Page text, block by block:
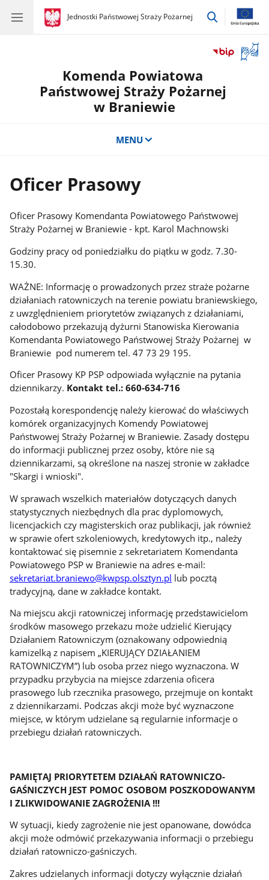
gov.pl
Jednostki Państwowej Straży Pożarnej
gov.pl
Jednostki
przejdź
okno
Komenda Powiatowa
Państwowej Straży Pożarnej
w Braniewie
MENU
Oficer Prasowy
Oficer Prasowy Komendanta Powiatowego Państwowej
Straży Pożarnej w Braniewie - kpt. Karol Machnowski
Godziny pracy od poniedziałku do piątku w godz. 7.30-
15.30.
WAŻNE: Informację o prowadzonych przez straże pożarne
działaniach ratowniczych na terenie powiatu braniewskiego,
z uwzględnieniem priorytetów związanych z działaniami,
całodobowo przekazują dyżurni Stanowiska Kierowania
Komendanta Powiatowego Państwowej Straży Pożarnej w
Braniewie pod numerem tel. 47 73 29 195.
Oficer Prasowy KP PSP odpowiada wyłącznie na pytania
dziennikarzy. Kontakt tel.: 660-634-716
Pozostałą korespondencję należy kierować do właściwych
komórek organizacyjnych Komendy Powiatowej
Państwowej Straży Pożarnej w Braniewie. Zasady dostępu
do informacji publicznej przez osoby, które nie są
dziennikarzami, są określone na naszej stronie w zakładce
"Skargi i wnioski".
W sprawach wszelkich materiałów dotyczących danych
statystycznych niezbędnych dla prac dyplomowych,
licencjackich czy magisterskich oraz publikacji, jak również
w sprawie ofert szkoleniowych, kredytowych itp., należy
kontaktować się pisemnie z sekretariatem Komendanta
Powiatowego PSP w Braniewie na adres e-mail:
sekretariat.braniewo@kwpsp.olsztyn.pl lub pocztą
tradycyjną, dane w zakładce kontakt.
Na miejscu akcji ratowniczej informację przedstawicielom
środków masowego przekazu może udzielić Kierujący
Działaniem Ratowniczym (oznakowany odpowiednią
kamizelką z napisem „KIERUJĄCY DZIAŁANIEM
RATOWNICZYM”) lub osoba przez niego wyznaczona. W
przypadku przybycia na miejsce zdarzenia oficera
prasowego lub rzecznika prasowego, przejmuje on kontakt
z dziennikarzami. Podczas akcji może być wyznaczone
miejsce, w którym udzielane są regularnie informacje o
przebiegu działań ratowniczych.
PAMIĘTAJ PRIORYTETEM DZIAŁAŃ RATOWNICZO-
GAŚNICZYCH JEST POMOC OSOBOM POSZKODOWANYM
I ZLIKWIDOWANIE ZAGROŻENIA !!!
W sytuacji, kiedy zagrożenie nie jest opanowane, dowódca
akcji może odmówić przekazywania informacji o przebiegu
działań ratowniczo-gaśniczych.
Zakres udzielanych informacji dotyczy wyłącznie działań